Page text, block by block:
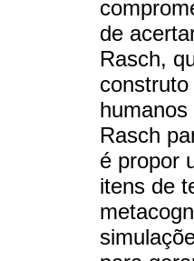
de
Rasch,
Rasch
é propor
itens de